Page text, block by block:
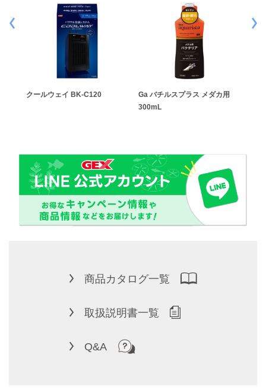
クールウェイ BK-C120
Ga バチルスプラス メダカ用
300mL
商品カタログ一覧
取扱説明書一覧
Q&A